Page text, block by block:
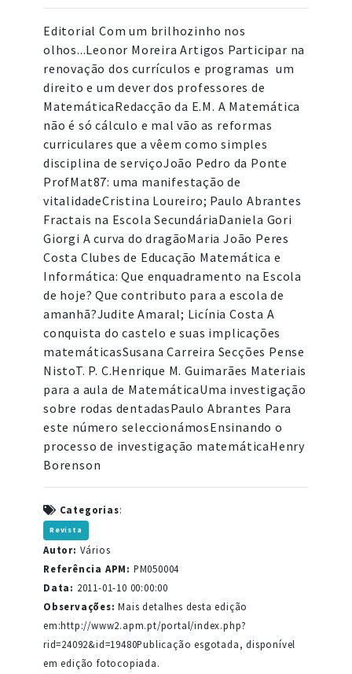
Editorial Com um brilhozinho nos
olhos...Leonor Moreira Artigos Participar na
renovação dos currículos e programas  um
direito e um dever dos professores de
MatemáticaRedacção da E.M. A Matemática
não é só cálculo e mal vão as reformas
curriculares que a vêem como simples
disciplina de serviçoJoão Pedro da Ponte
ProfMat87: uma manifestação de
vitalidadeCristina Loureiro; Paulo Abrantes
Fractais na Escola SecundáriaDaniela Gori
Giorgi A curva do dragãoMaria João Peres
Costa Clubes de Educação Matemática e
Informática: Que enquadramento na Escola
de hoje? Que contributo para a escola de
amanhã?Judite Amaral; Licínia Costa A
conquista do castelo e suas implicações
matemáticasSusana Carreira Secções Pense
NistoT. P. C.Henrique M. Guimarães Materiais
para a aula de MatemáticaUma investigação
sobre rodas dentadasPaulo Abrantes Para
este número seleccionámosEnsinando o
processo de investigação matemáticaHenry
Borenson
Categorias:
Revista
Autor: Vários
Referência APM: PM050004
Data: 2011-01-10 00:00:00
Observações: Mais detalhes desta edição
em:http://www2.apm.pt/portal/index.php?
rid=24092&id=19480Publicação esgotada, disponível
em edição fotocopiada.